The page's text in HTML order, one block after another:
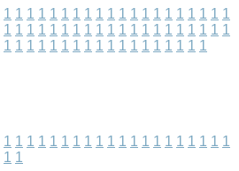
1 1 1 1 1 1 1 1 1 1 1 1 1 1 1 1 1 1 1 1
1 1 1 1 1 1 1 1 1 1 1 1 1 1 1 1 1 1 1 1
1 1 1 1 1 1 1 1 1 1 1 1 1 1 1 1 1 1
1 1 1 1 1 1 1 1 1 1 1 1 1 1 1 1 1 1 1 1
1 1